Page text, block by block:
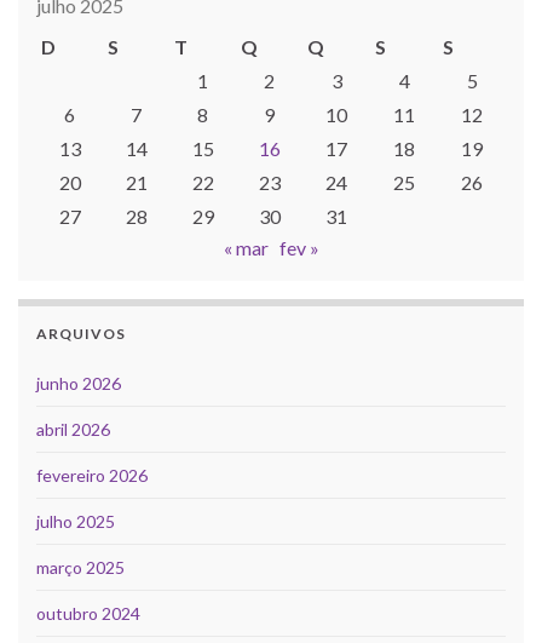
julho 2025
D
S T Q Q S
S
1
2 3 4
5
6
7 8 9 10 11
12
13
14 15 16 17 18
19
20
21 22 23 24 25
26
27
28 29 30
31
« mar fev »
ARQUIVOS
junho 2026
abril 2026
fevereiro 2026
julho 2025
março 2025
outubro 2024